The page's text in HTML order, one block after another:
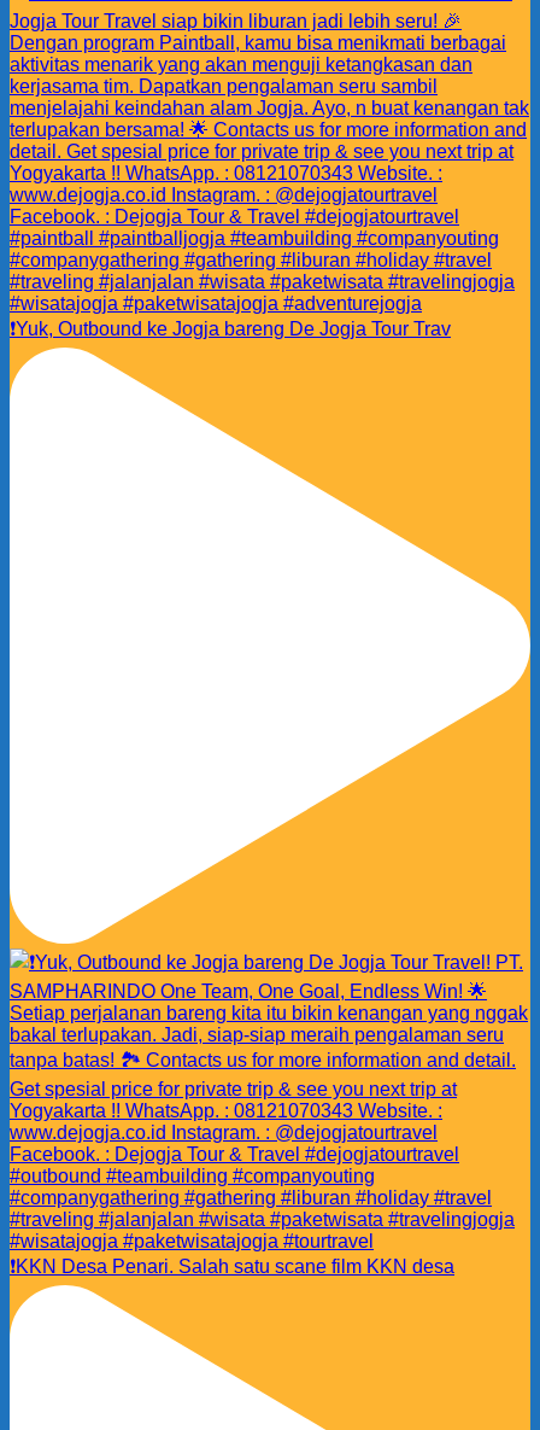
❗️Yuk, Outbound ke Jogja bareng De Jogja Tour Trav
❗️KKN Desa Penari. Salah satu scane film KKN desa